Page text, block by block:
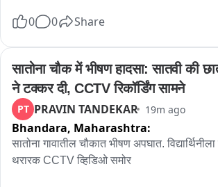
आहे. ड्रोन सर्वेक्षणासाठी आलेल्या कर्मचाऱ्यांना रोखून
दाखल केल्याने संतप्त झालेल्या शेकडो शेतकऱ्यांनी
धडक देत जोरदार घेराव घातला. पोलीस अधिकाऱ्यांशी
कोणताही तोडगा न निघाल्याने आंदोलन अधिक
आष्टी येथील डॉ. बाबासाहेब आंबेडकर चौकात
केले. या आंदोलनामुळे गडचिरोली–अल्लापल्ली आणि
दोन महत्त्वाचे राष्ट्रीय महामार्ग पूर्णपणे ठप्प झाले.
असलेले आंदोलन रात्री उशिरापर्यंत सुरूच राहिले.
0 0 Share
सातोना चौक में भीषण हादसा: सातवी की
ने टक्कर दी, CCTV रिकॉर्डिंग सामने
PT PRAVIN TANDEKAR 19m ago
Bhandara, Maharashtra:
सातोना गावातील चौकात भीषण अपघात.
थरारक CCTV व्हिडिओ समोर